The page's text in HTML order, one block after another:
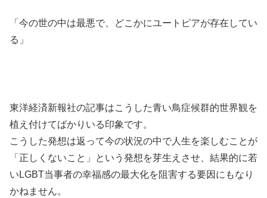
「今の世の中は最悪で、どこかにユートピアが存在してい
る」
東洋経済新報社の記事はこうした青い鳥症候群的世界観を
植え付けてばかりいる印象です。
こうした発想は返って今の状況の中で人生を楽しむことが
「正しくないこと」という発想を芽生えさせ、結果的に若
いLGBT当事者の幸福感の最大化を阻害する要因にもなり
かねません。